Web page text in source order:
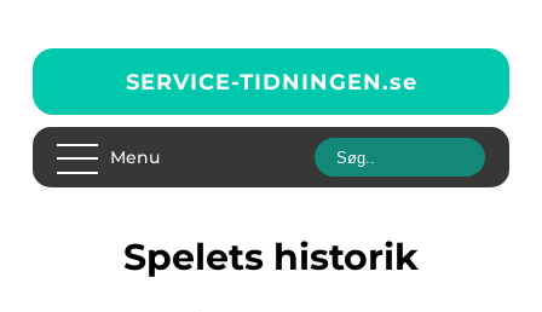
SERVICE-TIDNINGEN.se
Menu
Spelets historik